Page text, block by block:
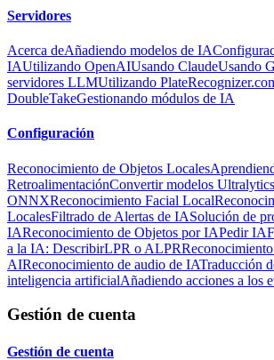
Servidores
Acerca deAñadiendo modelos de IA
IAUtilizando OpenAIUsando ClaudeUsando
servidores LLMUtilizando
DoubleTakeGestionando módulos de IA
Configuración
Reconocimiento de Objetos Locales
RetroalimentaciónConvertir modelos
ONNXReconocimiento Facial Local
LocalesFiltrado de Alertas de IASolución de
IAReconocimiento de Objetos por IAPedir IA
a la IA: DescribirLPR o ALPR
AIReconocimiento de audio de IATraducción
inteligencia artificialAñadiendo acciones a los
Gestión de cuenta
Gestión de cuenta